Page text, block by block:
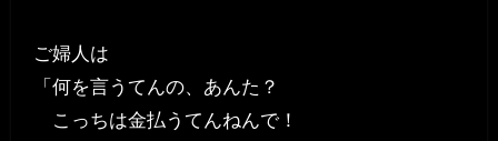
ご婦人は
「何を言うてんの、あんた？
こっちは金払うてんねんで！